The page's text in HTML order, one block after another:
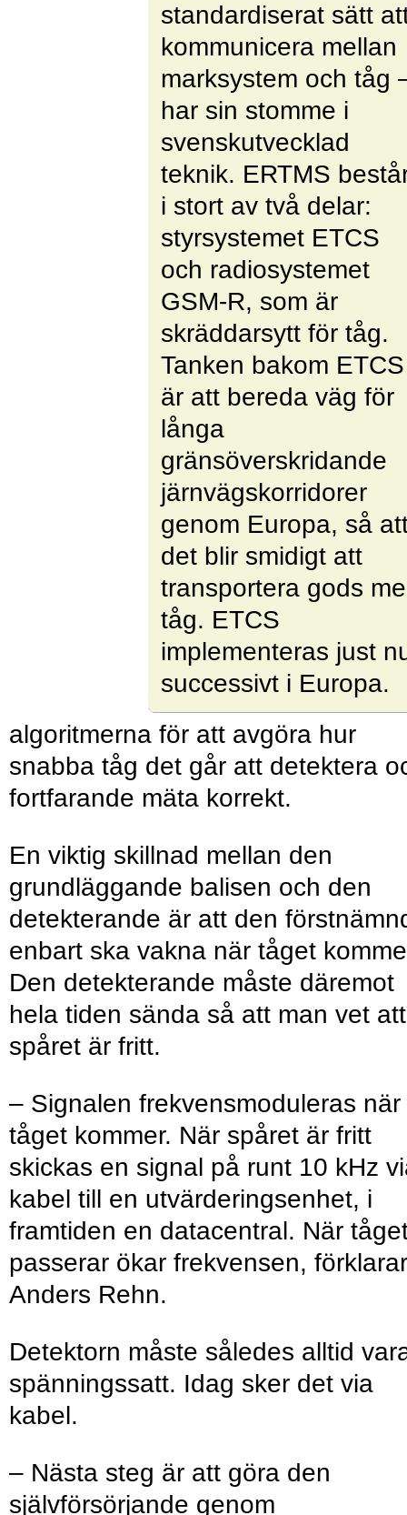
standardiserat sätt
kommunicera mellan
marksystem och tåg
har sin stomme i
svenskutvecklad
teknik. ERTMS
i stort av två delar:
styrsystemet ETCS
och radiosystemet
GSM-R, som är
skräddarsytt för tåg.
Tanken bakom ETCS
är att bereda väg för
långa
gränsöverskridande
järnvägskorridorer
genom Europa, så
det blir smidigt att
transportera gods
tåg. ETCS
implementeras just
successivt i Europa.
algoritmerna för att avgöra hur
snabba tåg det går att detektera
fortfarande mäta korrekt.
En viktig skillnad mellan den
grundläggande balisen och den
detekterande är att den
enbart ska vakna när tåget
Den detekterande måste däremot
hela tiden sända så att man vet att
spåret är fritt.
– Signalen frekvensmoduleras när
tåget kommer. När spåret är fritt
skickas en signal på runt 10 kHz
kabel till en utvärderingsenhet, i
framtiden en datacentral. När
passerar ökar frekvensen, förklarar
Anders Rehn.
Detektorn måste således alltid
spänningssatt. Idag sker det via
kabel.
– Nästa steg är att göra den
självförsörjande genom